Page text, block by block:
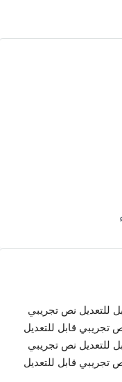
للتعديل نص تجريبي
تجريبي قابل للتعديل
للتعديل نص تجريبي
تجريبي قابل للتعديل